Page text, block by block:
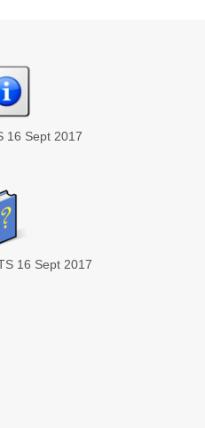
16 Sept 2017
16 Sept 2017